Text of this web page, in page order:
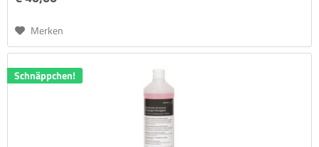
Merken
Schnäppchen!